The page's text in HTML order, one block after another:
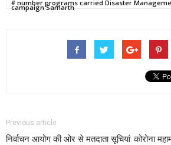
# number programs carried Disaster
campaign Samarth
Previous article
निर्वाचन आयोग की ओर से मतदाता सूचियां कोरोना